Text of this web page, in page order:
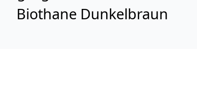
Biothane Dunkelbraun